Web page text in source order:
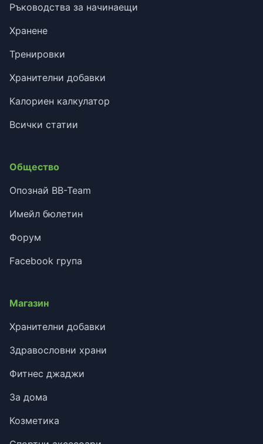
Ръководства за начинаещи
Хранене
Тренировки
Хранителни добавки
Калориен калкулатор
Всички статии
Общество
Опознай BB-Team
Имейл бюлетин
Форум
Facebook група
Магазин
Хранителни добавки
Здравословни храни
Фитнес джаджи
За дома
Козметика